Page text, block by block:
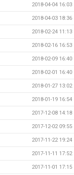
2018-04-04 16:03
2018-04-03 18:36
2018-02-24 11:13
2018-02-16 16:53
2018-02-09 16:40
2018-02-01 16:40
2018-01-27 13:02
2018-01-19 16:54
2017-12-08 14:18
2017-12-02 09:55
2017-11-22 19:24
2017-11-11 17:52
2017-11-01 17:15